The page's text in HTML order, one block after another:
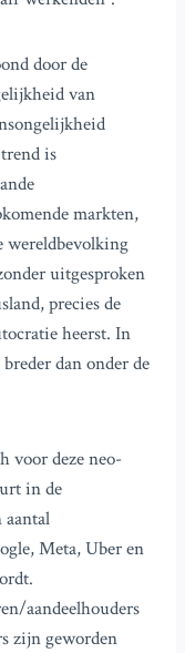
door de
van
is
markten,
wereldbevolking
uitgesproken
precies de
heerst. In
dan onder de
voor deze neo-
in de
aantal
Meta, Uber en
aandeelhouders
zijn geworden